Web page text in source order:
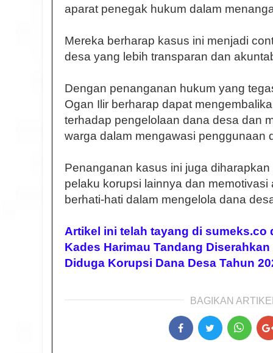
aparat penegak hukum dalam
Mereka berharap kasus ini menjadi
desa yang lebih transparan dan
Dengan penanganan hukum yang
Ogan Ilir berharap dapat
terhadap pengelolaan dana desa dan
warga dalam mengawasi penggunaan
Penanganan kasus ini juga
pelaku korupsi lainnya dan
berhati-hati dalam mengelola dana
Artikel ini telah tayang di sumeks.co
Kades Harimau Tandang
Diduga Korupsi Dana Desa Tahun
BAGIKAN